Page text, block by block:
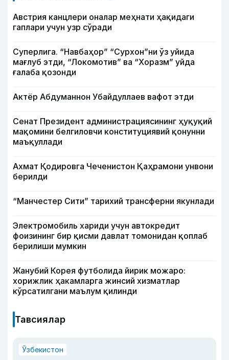
Австрия канцлери оналар меҳнати ҳақидаги
гаплари учун узр сўради
Суперлига. “Навбаҳор” “Сурхон”ни ўз уйида
мағлуб этди, “Локомотив” ва “Хоразм” уйда
ғалаба қозонди
Актёр Абду­маннон Убайдуллаев вафот этди
Сенат Президент администрациясининг ҳуқуқий
мақомини белгиловчи конституциявий қонунни
маъқуллади
Ахмат Қодировга Чеченистон Қаҳрамони унвони
берилди
“Манчестер Сити” тарихий трансферни якунлади
Электромобиль хариди учун автокредит
фоизининг бир қисми давлат томонидан қоплаб
берилиши мумкин
Жанубий Корея футболида йирик можаро:
хорижлик ҳакамларга жинсий хизматлар
кўрсатилгани маълум қилинди
Тавсиялар
Ўзбекистон